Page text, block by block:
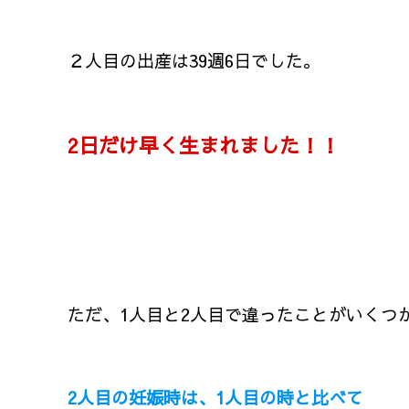
２人目の出産は39週6日でした。
2日だけ早く生まれました！！
ただ、1人目と2人目で違ったことがいくつ
2人目の妊娠時は、1人目の時と比べて